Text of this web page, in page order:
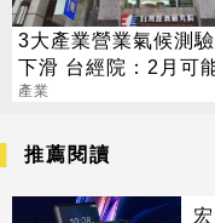
3大產業營業氣候測
下滑 台經院：2月可
差
產業
推薦閱讀